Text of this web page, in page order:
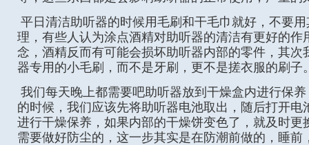
平日清洁助听器的时候用毛刷和干毛巾就好，不要
理，有些人认为涂点酒精对助听器的清洁有更好的作
念，酒精反而有可能会损坏助听器内部的零件，其次
器专用的小毛刷，而不是牙刷，更不是搓衣服的刷子
我们每天晚上都需要吧助听器放到干燥盒内进行保
的时候，我们应该先将助听器电池取出，随后打开电
进行干燥保养，如果内部的干燥饼变色了，就及时更
需要做好防尘的，这一步其实是在防潮前做的，睡前